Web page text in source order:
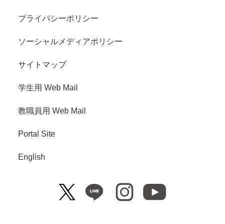
プライバシーポリシー
ソーシャルメディアポリシー
サイトマップ
学生用 Web Mail
教職員用 Web Mail
Portal Site
English